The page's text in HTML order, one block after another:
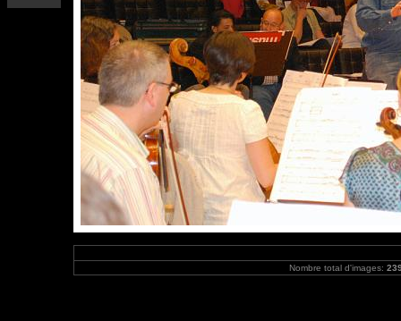
Nombre total d'images: